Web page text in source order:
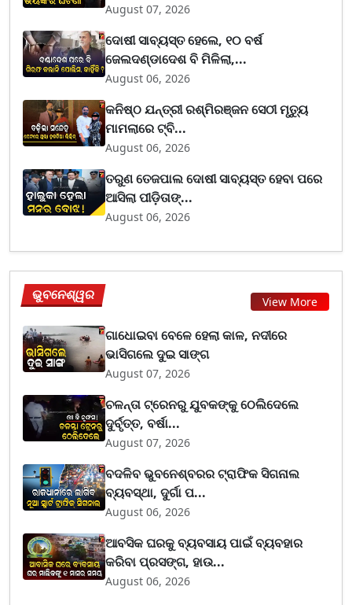
August 07, 2026
ଦୋଷୀ ସାବ୍ୟସ୍ତ ହେଲେ, ୧୦ ବର୍ଷ
ଜେଲଦଣ୍ଡାଦେଶ ବି ମିଳିଲା,...
August 06, 2026
କନିଷ୍ଠ ଯନ୍ତ୍ରୀ ରଶ୍ମିରଞ୍ଜନ ସେଠୀ ମୃତ୍ୟୁ
ମାମଲାରେ ଟ୍ବି...
August 06, 2026
ତରୁଣ ତେଜପାଲ ଦୋଷୀ ସାବ୍ୟସ୍ତ ହେବା ପରେ
ଆସିଲା ପୀଡ଼ିତାଙ୍...
August 06, 2026
ଭୁବନେଶ୍ୱର View More
ଗାଧୋଇବା ବେଳେ ହେଲା କାଳ, ନଦୀରେ
ଭାସିଗଲେ ଦୁଇ ସାଙ୍ଗ
August 07, 2026
ଚଳନ୍ତା ଟ୍ରେନରୁ ଯୁବକଙ୍କୁ ଠେଲିଦେଲେ
ଦୁର୍ବୃତ୍ତ, ବର୍ଷା...
August 07, 2026
ବଦଳିବ ଭୁବନେଶ୍ବରର ଟ୍ରାଫିକ ସିଗନାଲ
ବ୍ୟବସ୍ଥା, ଦୁର୍ଗା ପ...
August 06, 2026
ଆବସିକ ଘରକୁ ବ୍ୟବସାୟ ପାଇଁ ବ୍ୟବହାର
କରିବା ପ୍ରସଙ୍ଗ, ହାଉ...
August 06, 2026